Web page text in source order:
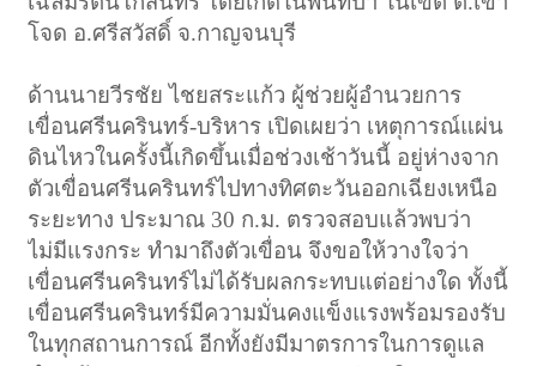
โจด อ.ศรีสวัสดิ์ จ.กาญจนบุรี
ด้านนายวีรชัย ไชยสระแก้ว ผู้ช่วยผู้อำนวยการ
เขื่อนศรีนครินทร์-บริหาร เปิดเผยว่า เหตุการณ์แผ่น
ดินไหวในครั้งนี้เกิดขึ้นเมื่อช่วงเช้าวันนี้ อยู่ห่างจาก
ตัวเขื่อนศรีนครินทร์ไปทางทิศตะวันออกเฉียงเหนือ
ระยะทาง ประมาณ 30 ก.ม. ตรวจสอบแล้วพบว่า
ไม่มีแรงกระ ทำมาถึงตัวเขื่อน จึงขอให้วางใจว่า
เขื่อนศรีนครินทร์ไม่ได้รับผลกระทบแต่อย่างใด ทั้งนี้
เขื่อนศรีนครินทร์มีความมั่นคงแข็งแรงพร้อมรองรับ
ในทุกสถานการณ์ อีกทั้งยังมีมาตรการในการดูแล